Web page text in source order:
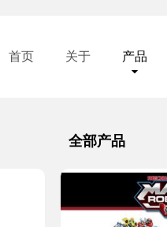
首页 关于 产品
全部产品